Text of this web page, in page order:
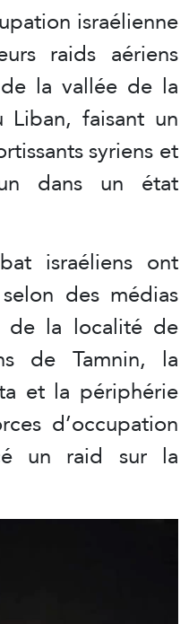
israélienne
raids aériens
la vallée de la
Liban, faisant un
syriens et
dans un état
israéliens ont
des médias
de la localité de
de Tamnin, la
et la périphérie
d’occupation
un raid sur la